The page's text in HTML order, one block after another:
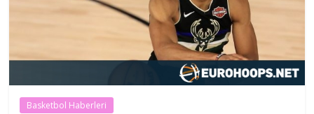
Basketbol Haberleri